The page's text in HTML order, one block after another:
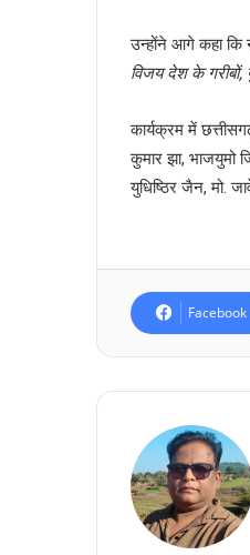
उन्होंने आगे कहा कि
विजय देश के
कार्यक्रम में
कुमार झा, भाजयुमो
युधिष्ठिर जैन, मो.
Facebook